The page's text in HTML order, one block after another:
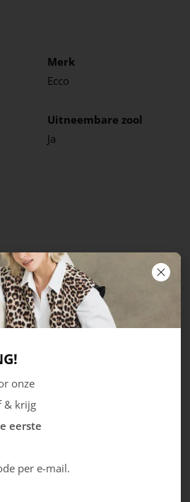
Merk
Ecco
Uitneembare zool
Ja
leuk vinden
Grants
onze
& krijg
eerste
per e-mail.